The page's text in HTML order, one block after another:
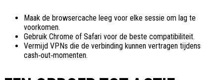
Maak de browsercache leeg voor elke sessie om lag te
voorkomen.
Gebruik Chrome of Safari voor de beste compatibiliteit.
Vermijd VPNs die de verbinding kunnen vertragen tijdens
cash‑out‑momenten.